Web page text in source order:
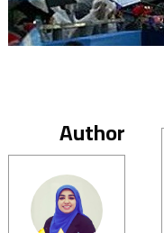
Author